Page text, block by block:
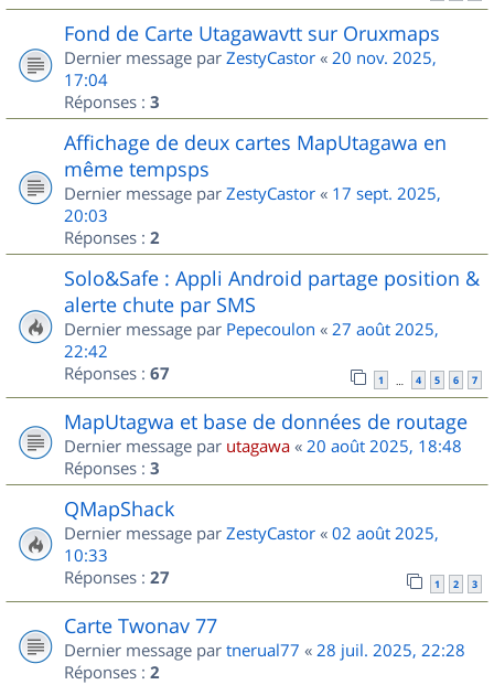
Fond de Carte Utagawavtt sur Oruxmaps
Dernier message par ZestyCastor « 20 nov. 2025,
17:04
Réponses : 3
Affichage de deux cartes MapUtagawa en
même tempsps
Dernier message par ZestyCastor « 17 sept. 2025,
20:03
Réponses : 2
Solo&Safe : Appli Android partage position &
alerte chute par SMS
Dernier message par Pepecoulon « 27 août 2025,
22:42
Réponses : 67 1 … 4 5 6 7
MapUtagwa et base de données de routage
Dernier message par utagawa « 20 août 2025, 18:48
Réponses : 3
QMapShack
Dernier message par ZestyCastor « 02 août 2025,
10:33
Réponses : 27 1 2 3
Carte Twonav 77
Dernier message par tnerual77 « 28 juil. 2025, 22:28
Réponses : 2